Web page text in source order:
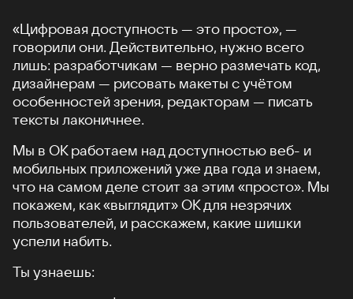
«Цифровая доступность — это просто», —
говорили они. Действительно, нужно всего
лишь: разработчикам — верно размечать код,
дизайнерам — рисовать макеты с учётом
особенностей зрения, редакторам — писать
тексты лаконичнее.
Мы в ОК работаем над доступностью веб- и
мобильных приложений уже два года и знаем,
что на самом деле стоит за этим «просто». Мы
покажем, как «выглядит» ОК для незрячих
пользователей, и расскажем, какие шишки
успели набить.
Ты узнаешь: